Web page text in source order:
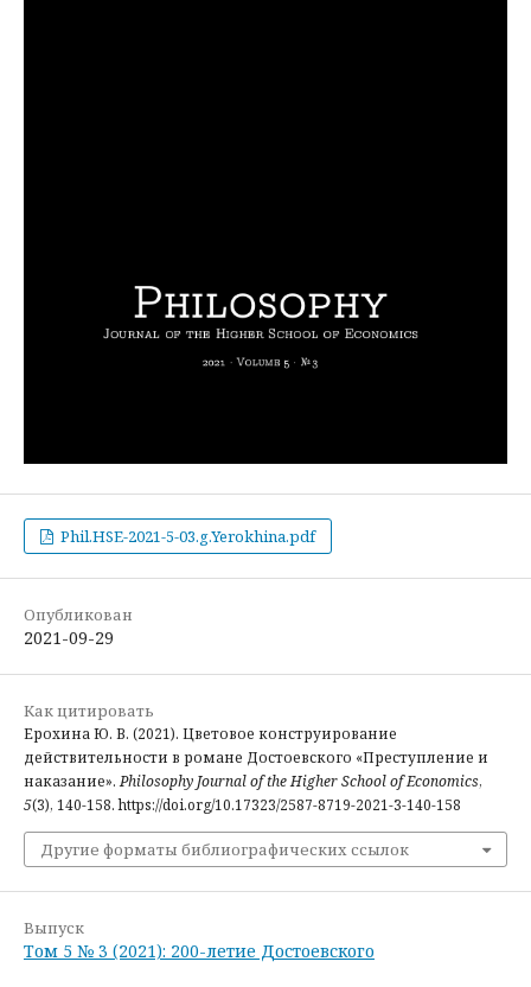
Phil.HSE-2021-5-03.g.Yerokhina.pdf
Опубликован
2021-09-29
Как цитировать
Ерохина Ю. В. (2021). Цветовое конструирование
действительности в романе Достоевского «Преступление и
наказание».Philosophy Journal of the Higher School of Economics,
5(3), 140-158. https://doi.org/10.17323/2587-8719-2021-3-140-158
Другие форматы библиографических ссылок
Выпуск
Том 5 № 3 (2021): 200-летие Достоевского